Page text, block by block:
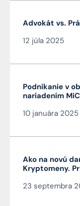
Advokát vs.
12 júla 2025
Podnikanie v
nariadením
10 januára 2025
Ako na novú
Kryptomeny.
Čarnogurského
23 septembra